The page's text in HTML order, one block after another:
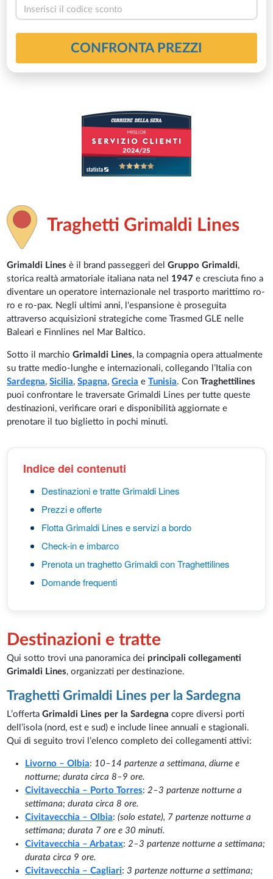
CONFRONTA PREZZI
Traghetti Grimaldi Lines
Grimaldi Lines è il brand passeggeri delGruppo Grimaldi,
storica realtà armatoriale italiana nata nel 1947 e cresciuta fino a
diventare un operatore internazionale nel trasporto marittimo ro-
ro e ro-pax. Negli ultimi anni, l'espansione è proseguita
attraverso acquisizioni strategiche come Trasmed GLE nelle
Baleari e Finnlines nel Mar Baltico.
Sotto il marchioGrimaldi Lines, la compagnia opera attualmente
su tratte medio-lunghe e internazionali, collegando l’Italia con
Sardegna,Sicilia,Spagna,Grecia eTunisia. ConTraghettilines
puoi confrontare le traversate Grimaldi Lines per tutte queste
destinazioni, verificare orari e disponibilità aggiornate e
prenotare il tuo biglietto in pochi minuti.
Indice dei contenuti
Destinazioni e tratte Grimaldi Lines
Prezzi e offerte
Flotta Grimaldi Lines e servizi a bordo
Check-in e imbarco
Prenota un traghetto Grimaldi con Traghettilines
Domande frequenti
Destinazioni e tratte
Qui sotto trovi una panoramica dei principali collegamenti
Grimaldi Lines, organizzati per destinazione.
Traghetti Grimaldi Lines per la Sardegna
L’offertaGrimaldi Lines per la Sardegna copre diversi porti
dell’isola (nord, est e sud) e include linee annuali e stagionali.
Qui di seguito trovi l’elenco completo dei collegamenti attivi:
Livorno – Olbia: 10–14 partenze a settimana, diurne e
notturne; durata circa 8–9 ore.
Civitavecchia – Porto Torres:2–3 partenze notturne a
settimana; durata circa 8 ore.
Civitavecchia – Olbia:(solo estate), 7 partenze notturne a
settimana; durata 7 ore e 30 minuti.
Civitavecchia – Arbatax:2–3 partenze notturne a settimana;
durata circa 9 ore.
Civitavecchia – Cagliari:3 partenze notturne a settimana;